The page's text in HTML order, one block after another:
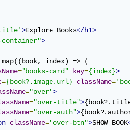
title'>Explore Books</h1>
container">
index) => (
="books-card" key={index}>
={book?.image.url} className=
="over">
="over-title">
="over-auth">
className="over-btn">SHOW BOOK